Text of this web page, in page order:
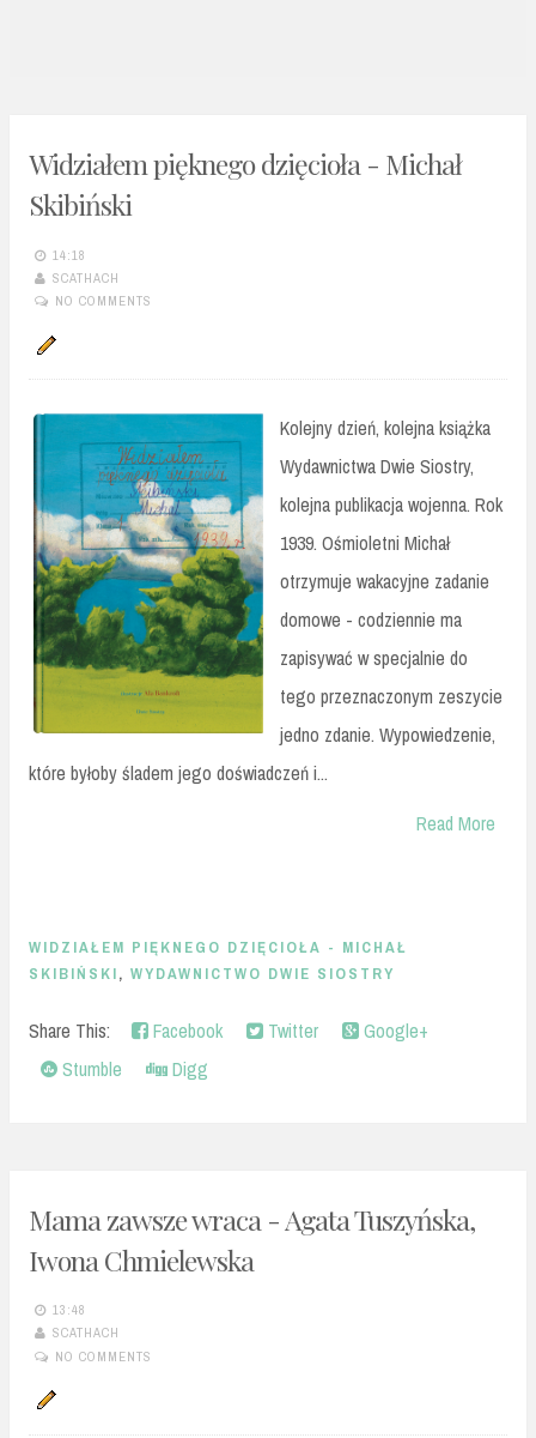
Widziałem pięknego dzięcioła - Michał
Skibiński
14:18
SCATHACH
NO COMMENTS
Kolejny dzień, kolejna książka
Wydawnictwa Dwie Siostry,
kolejna publikacja wojenna. Rok
1939. Ośmioletni Michał
otrzymuje wakacyjne zadanie
domowe - codziennie ma
zapisywać w specjalnie do
tego przeznaczonym zeszycie
jedno zdanie. Wypowiedzenie,
które byłoby śladem jego doświadczeń i...
Read More
WIDZIAŁEM PIĘKNEGO DZIĘCIOŁA - MICHAŁ
SKIBIŃSKI, WYDAWNICTWO DWIE SIOSTRY
Share This: Facebook Twitter
Google+
Stumble
Digg
Mama zawsze wraca - Agata Tuszyńska,
Iwona Chmielewska
13:48
SCATHACH
NO COMMENTS